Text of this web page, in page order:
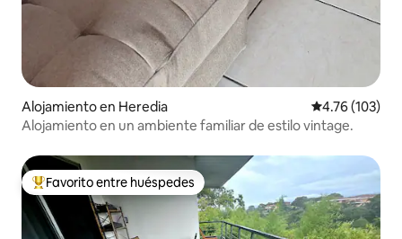
Alojamiento en Heredia Calificación
4.76 (103)
Alojamiento en un ambiente familiar de estilo vintage.
Favorito entre huéspedes preferido
Favorito entre huéspedes